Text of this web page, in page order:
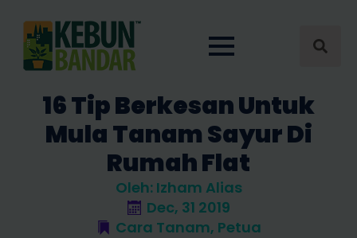
for:
16 Tip Berkesan Untuk
Mula Tanam Sayur Di
Rumah Flat
Oleh: Izham Alias
Dec, 31 2019
Cara Tanam Petua